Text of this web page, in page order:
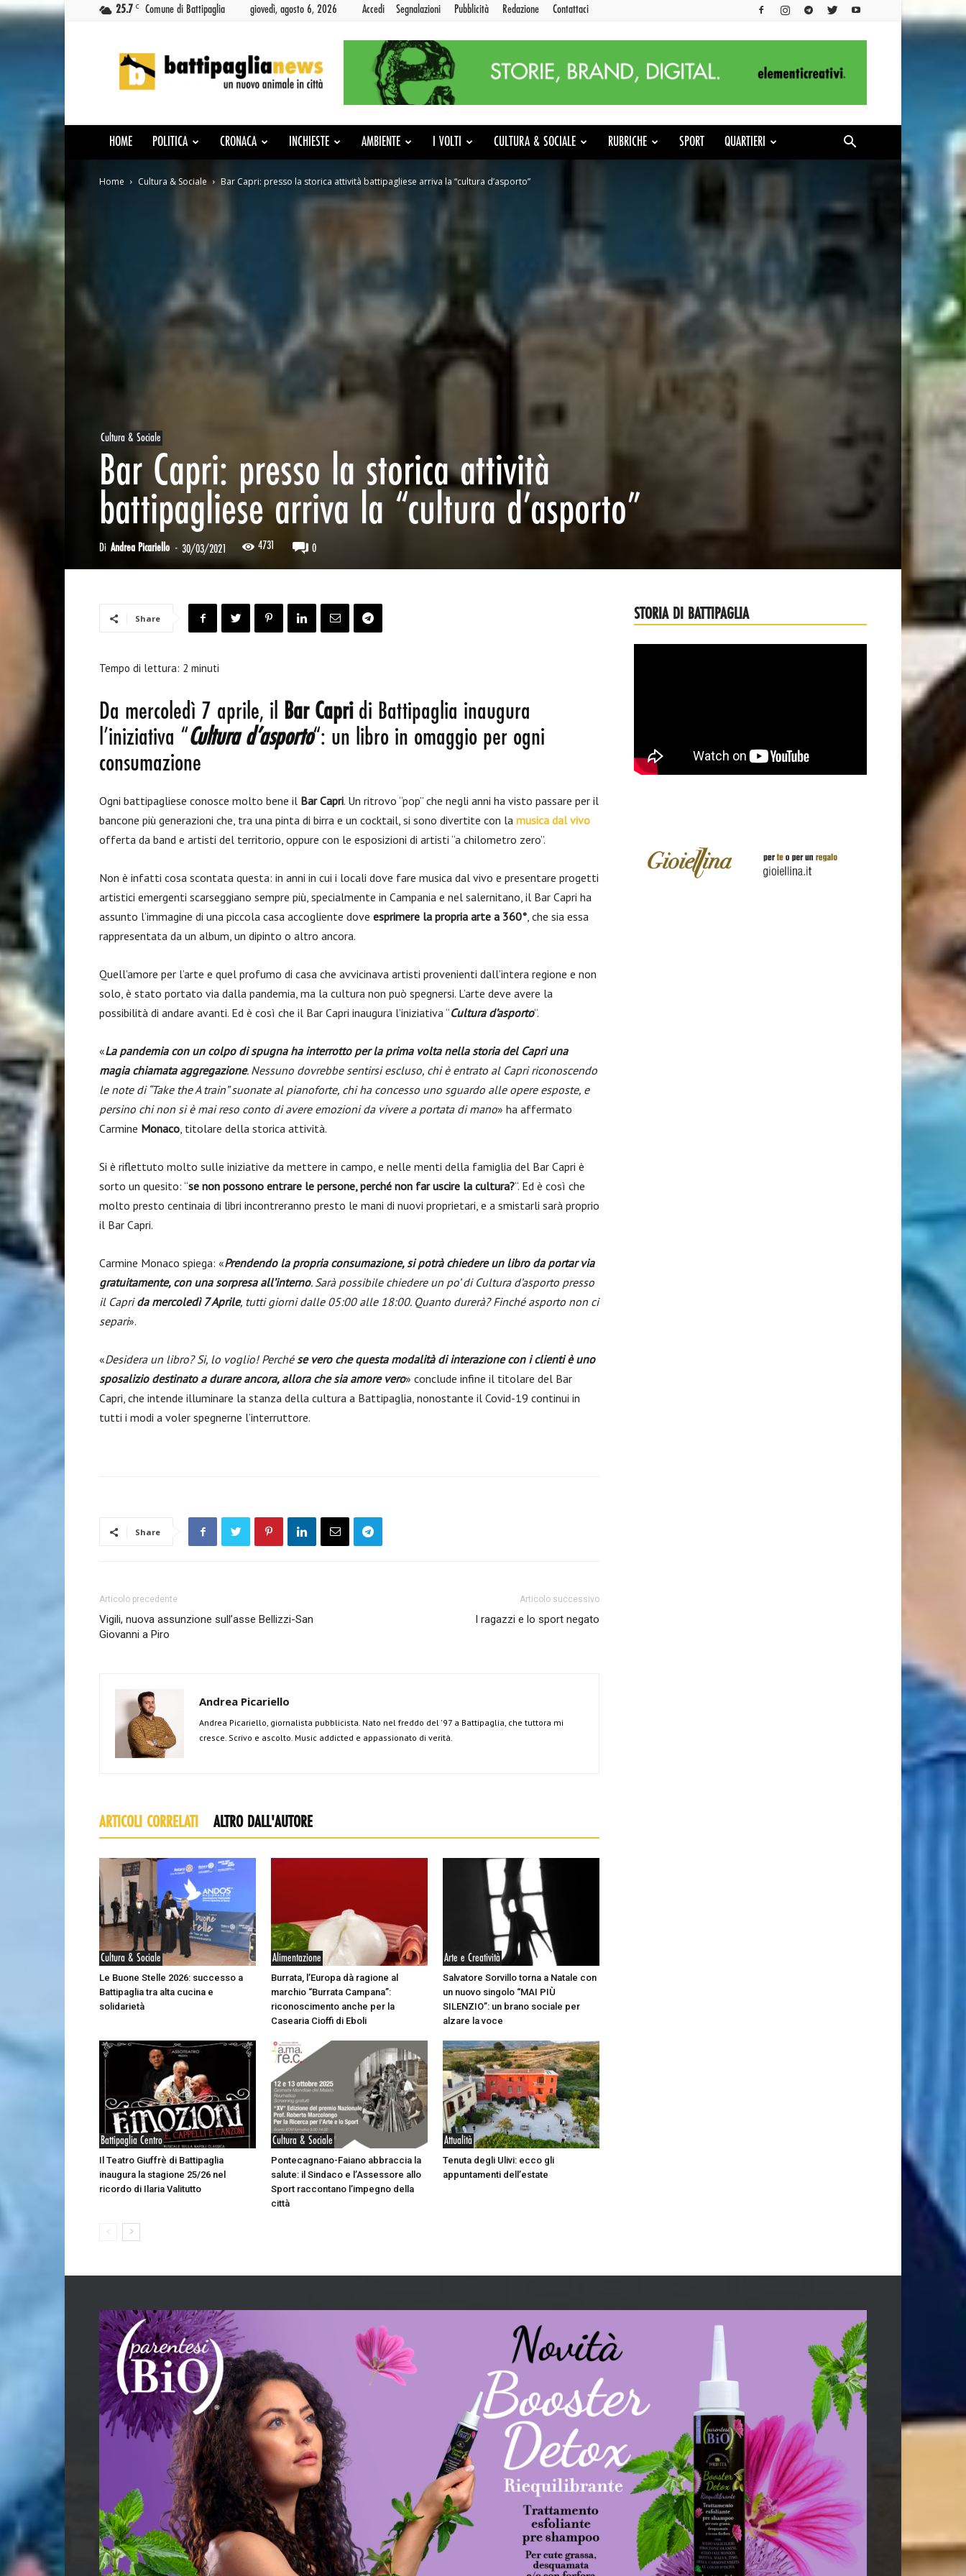
25.7 C Comune di Battipaglia giovedì, agosto 6, 2026 Accedi Segnalazioni Pubblicità Redazione Contattaci
News
HOME POLITICA CRONACA INCHIESTE AMBIENTE I VOLTI CULTURA & SOCIALE RUBRICHE SPORT QUARTIERI
Home Cultura & Sociale Bar Capri: presso la storica attività battipagliese arriva la “cultura d’asporto”
Cultura & Sociale
Bar Capri: presso la storica attività
battipagliese arriva la “cultura d’asporto”
Di Andrea Picariello - 30/03/2021 4731 0
Share
Tempo di lettura: 2 minuti
Da mercoledì 7 aprile, il Bar Capridi Battipaglia inaugura
l’iniziativa “Cultura d’asporto“: un libro in omaggio per ogni
consumazione
Ogni battipagliese conosce molto bene il Bar Capri. Un ritrovo “pop” che negli anni ha visto passare per il
bancone più generazioni che, tra una pinta di birra e un cocktail, si sono divertite con la musica dal vivo
offerta da band e artisti del territorio, oppure con le esposizioni di artisti “a chilometro zero”.
Non è infatti cosa scontata questa: in anni in cui i locali dove fare musica dal vivo e presentare progetti
artistici emergenti scarseggiano sempre più, specialmente in Campania e nel salernitano, il Bar Capri ha
assunto l’immagine di una piccola casa accogliente dove esprimere la propria arte a 360°, che sia essa
rappresentata da un album, un dipinto o altro ancora.
Quell’amore per l’arte e quel profumo di casa che avvicinava artisti provenienti dall’intera regione e non
solo, è stato portato via dalla pandemia, ma la cultura non può spegnersi. L’arte deve avere la
possibilità di andare avanti. Ed è così che il Bar Capri inaugura l’iniziativa “Cultura d’asporto“.
«La pandemia con un colpo di spugna ha interrotto per la prima volta nella storia del Capri una
magia chiamata aggregazione. Nessuno dovrebbe sentirsi escluso, chi è entrato al Capri riconoscendo
le note di “Take the A train” suonate al pianoforte, chi ha concesso uno sguardo alle opere esposte, e
persino chi non si è mai reso conto di avere emozioni da vivere a portata di mano» ha affermato
Carmine Monaco, titolare della storica attività.
Si è riflettuto molto sulle iniziative da mettere in campo, e nelle menti della famiglia del Bar Capri è
sorto un quesito: “se non possono entrare le persone, perché non far uscire la cultura?“. Ed è così che
molto presto centinaia di libri incontreranno presto le mani di nuovi proprietari, e a smistarli sarà proprio
il Bar Capri.
Carmine Monaco spiega: «Prendendo la propria consumazione, si potrà chiedere un libro da portar via
gratuitamente, con una sorpresa all’interno. Sarà possibile chiedere un po’ di Cultura d’asporto presso
il Caprida mercoledì 7 Aprile, tutti giorni dalle 05:00 alle 18:00. Quanto durerà? Finché asporto non ci
separi».
«Desidera un libro? Si, lo voglio! Perchése vero che questa modalità di interazione con i clienti è uno
sposalizio destinato a durare ancora, allora che sia amore vero» conclude infine il titolare del Bar
Capri, che intende illuminare la stanza della cultura a Battipaglia, nonostante il Covid-19 continui in
tutti i modi a voler spegnerne l’interruttore.
Share
Articolo precedente
Vigili, nuova assunzione sull’asse Bellizzi-San
Giovanni a Piro
Articolo successivo
I ragazzi e lo sport negato
Andrea Picariello
Andrea Picariello, giornalista pubblicista. Nato nel freddo del '97 a Battipaglia, che tuttora mi
cresce. Scrivo e ascolto. Music addicted e appassionato di verità.
ARTICOLI CORRELATI ALTRO DALL'AUTORE
Cultura & Sociale
Le Buone Stelle 2026: successo a
Battipaglia tra alta cucina e
solidarietà
Alimentazione
Burrata, l’Europa dà ragione al
marchio “Burrata Campana”:
riconoscimento anche per la
Casearia Cioffi di Eboli
Arte e Creatività
Salvatore Sorvillo torna a Natale con
un nuovo singolo “MAI PIÙ
SILENZIO”: un brano sociale per
alzare la voce
Battipaglia Centro
Il Teatro Giuffrè di Battipaglia
inaugura la stagione 25/26 nel
ricordo di Ilaria Valitutto
Cultura & Sociale
Pontecagnano-Faiano abbraccia la
salute: il Sindaco e l’Assessore allo
Sport raccontano l’impegno della
città
Attualità
Tenuta degli Ulivi: ecco gli
appuntamenti dell’estate
STORIA DI BATTIPAGLIA